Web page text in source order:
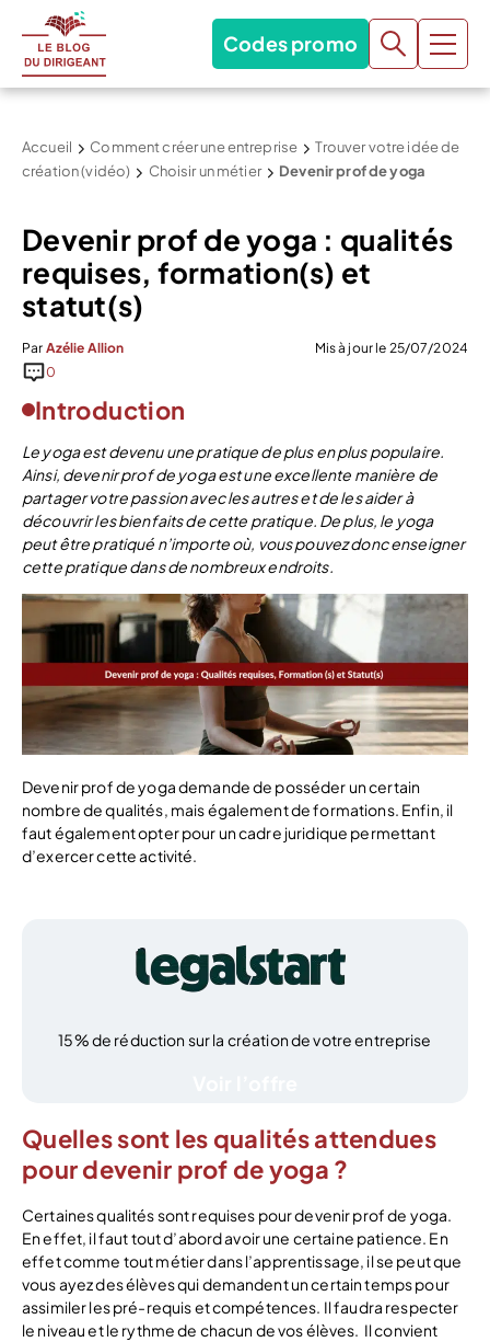
Codes promo
Accueil Comment créer une entreprise
Trouver votre idée de
création (vidéo)
Choisir un métier Devenir prof de yoga
Devenir prof de yoga : qualités
requises, formation(s) et
statut(s)
Par Azélie Allion
Mis à jour le 25/07/2024
0
Introduction
Le yoga est devenu une pratique de plus en plus populaire.
Ainsi, devenir prof de yoga est une excellente manière de
partager votre passion avec les autres et de les aider à
découvrir les bienfaits de cette pratique. De plus, le yoga
peut être pratiqué n’importe où, vous pouvez donc enseigner
cette pratique dans de nombreux endroits.
Devenir prof de yoga demande de posséder un certain
nombre de qualités, mais également de formations. Enfin, il
faut également opter pour un cadre juridique permettant
d’exercer cette activité.
15% de réduction sur la création de votre entreprise
Quelles sont les qualités attendues
pour devenir prof de yoga ?
Certaines qualités sont requises pour devenir prof de yoga.
En effet, il faut tout d’abord avoir une certaine patience. En
effet comme tout métier dans l’apprentissage, il se peut que
vous ayez des élèves qui demandent un certain temps pour
assimiler les pré-requis et compétences. Il faudra respecter
le niveau et le rythme de chacun de vos élèves. Il convient